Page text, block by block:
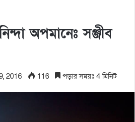
অপমানেঃ সঞ্জীব
2016 116 পড়ার সময়ঃ 4 মিনিট